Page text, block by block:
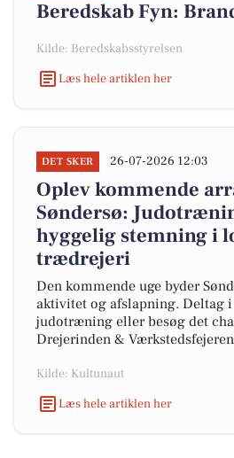
Beredskab Fyn:
Kilde: Beredskabsstyrelsen
Læs hele artiklen her
DET SKER 26-07-2026 12:03
Oplev kommende
Søndersø:
hyggelig stemning i
trædrejeri
Den kommende uge byder
aktivitet og afslapning. Deltag
judotræning eller besøg det
Drejerinden &
Kilde: Kultunaut
Læs hele artiklen her